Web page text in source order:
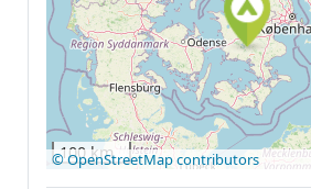
Auf Google Maps
anzeigen
100 km
© OpenStreetMap contributors